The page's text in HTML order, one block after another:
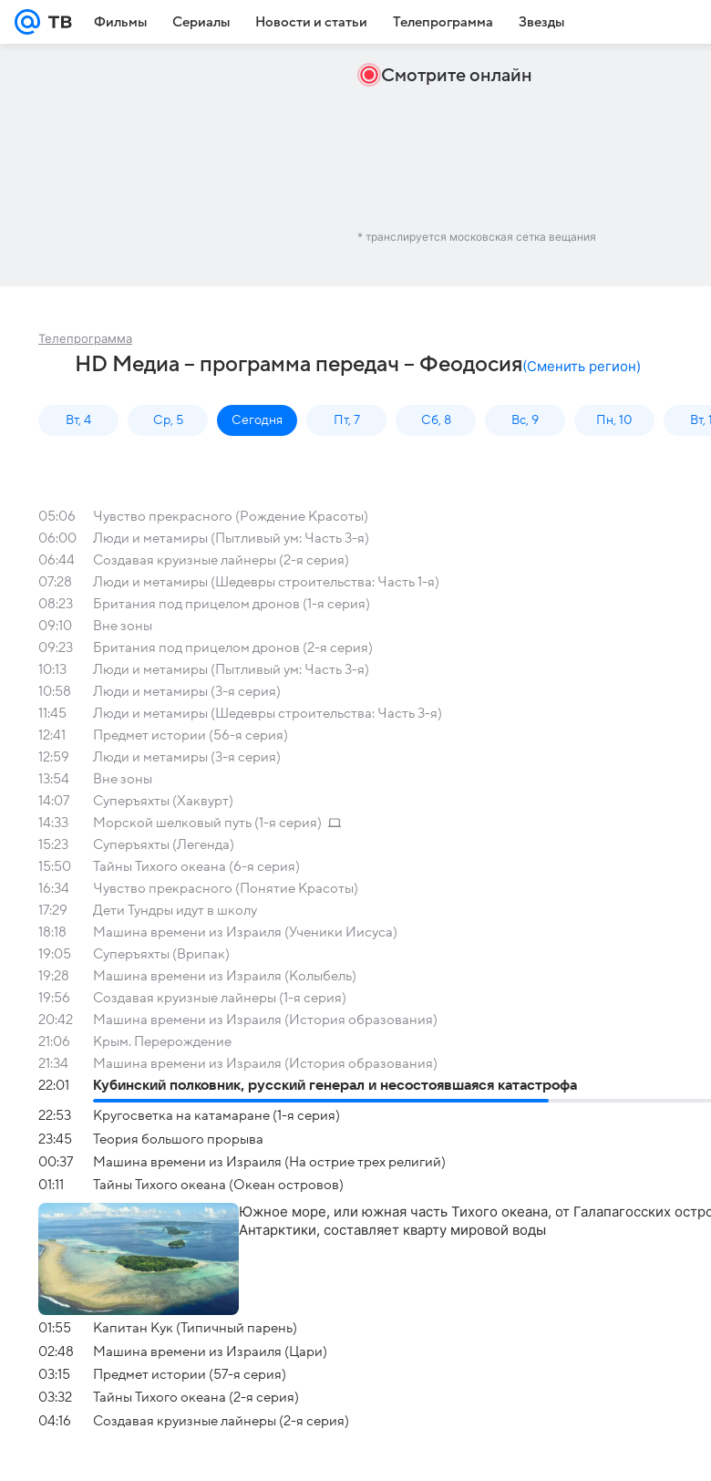
Фильмы Сериалы Новости и статьи Телепрограмма Звезды
Смотрите онлайн
* транслируется московская сетка вещания
Телепрограмма
HD Медиа – программа передач – Феодосия(Сменить регион)
Вт, 4 Ср, 5 Сегодня Пт, 7 Сб, 8 Вс, 9 Пн, 10 Вт,
05:06
Чувство прекрасного (Рождение Красоты)
06:00
Люди и метамиры (Пытливый ум: Часть 3-я)
06:44
Создавая круизные лайнеры (2-я серия)
07:28
Люди и метамиры (Шедевры строительства: Часть 1-я)
08:23
Британия под прицелом дронов (1-я серия)
09:10
Вне зоны
09:23
Британия под прицелом дронов (2-я серия)
10:13
Люди и метамиры (Пытливый ум: Часть 3-я)
10:58
Люди и метамиры (3-я серия)
11:45
Люди и метамиры (Шедевры строительства: Часть 3-я)
12:41
Предмет истории (56-я серия)
12:59
Люди и метамиры (3-я серия)
13:54
Вне зоны
14:07
Суперъяхты (Хаквурт)
14:33
Морской шелковый путь (1-я серия)
15:23
Суперъяхты (Легенда)
15:50
Тайны Тихого океана (6-я серия)
16:34
Чувство прекрасного (Понятие Красоты)
17:29
Дети Тундры идут в школу
18:18
Машина времени из Израиля (Ученики Иисуса)
19:05
Суперъяхты (Врипак)
19:28
Машина времени из Израиля (Колыбель)
19:56
Создавая круизные лайнеры (1-я серия)
20:42
Машина времени из Израиля (История образования)
21:06
Крым. Перерождение
21:34
Машина времени из Израиля (История образования)
22:01
Кубинский полковник, русский генерал и несостоявшаяся катастрофа
22:53
Кругосветка на катамаране (1-я серия)
23:45
Теория большого прорыва
00:37
Машина времени из Израиля (На острие трех религий)
01:11
Тайны Тихого океана (Океан островов)
Южное море, или южная часть Тихого океана, от Галапагосских
Антарктики, составляет кварту мировой воды
01:55
Капитан Кук (Типичный парень)
02:48
Машина времени из Израиля (Цари)
03:15
Предмет истории (57-я серия)
03:32
Тайны Тихого океана (2-я серия)
04:16
Создавая круизные лайнеры (2-я серия)